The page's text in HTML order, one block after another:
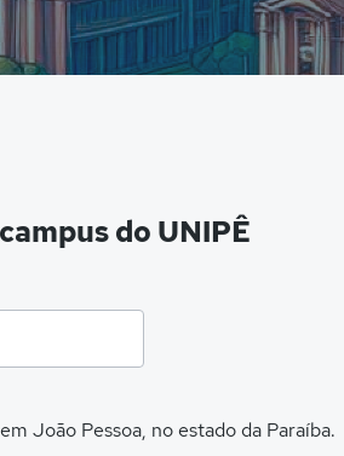
do UNIPÊ
João Pessoa, no estado da Paraíba.